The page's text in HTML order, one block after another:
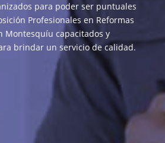
para poder ser puntuales
Profesionales en Reformas
Montesquíu capacitados y
brindar un servicio de calidad.